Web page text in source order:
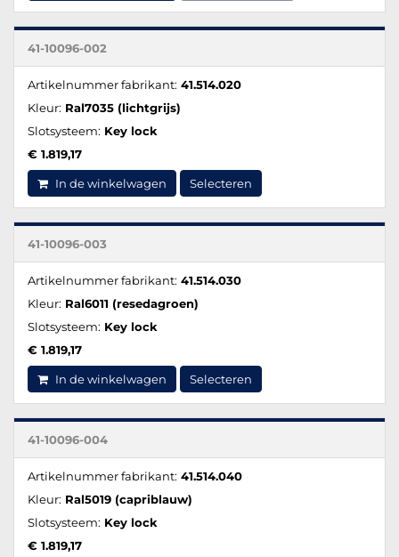
41-10096-002
Artikelnummer fabrikant: 41.514.020
Kleur: Ral7035 (lichtgrijs)
Slotsysteem: Key lock
€ 1.819,17
In de winkelwagen Selecteren
41-10096-003
Artikelnummer fabrikant: 41.514.030
Kleur: Ral6011 (resedagroen)
Slotsysteem: Key lock
€ 1.819,17
In de winkelwagen Selecteren
41-10096-004
Artikelnummer fabrikant: 41.514.040
Kleur: Ral5019 (capriblauw)
Slotsysteem: Key lock
€ 1.819,17